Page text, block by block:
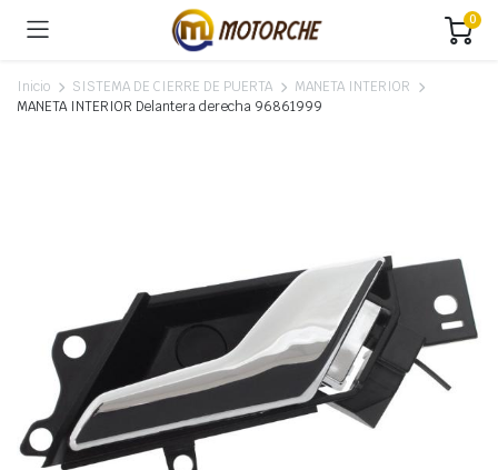
0
Inicio SISTEMA DE CIERRE DE PUERTA
MANETA INTERIOR
MANETA INTERIOR Delantera derecha 96861999